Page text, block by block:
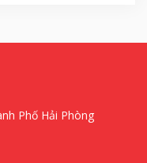
Phố Hải Phòng